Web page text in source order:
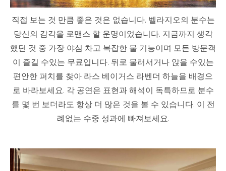
직접 보는 것 만큼 좋은 것은 없습니다. 벨라지오의 분수는
당신의 감각을 로맨스 할 운명이었습니다. 지금까지 생각
했던 것 중 가장 야심 차고 복잡한 물 기능이며 모든 방문객
이 즐길 수있는 무료입니다. 뒤로 물러서거나 앉을 수있는
편안한 퍼치를 찾아 라스 베이거스 라벤더 하늘을 배경으
로 바라보세요. 각 공연은 표현과 해석이 독특하므로 분수
를 몇 번 보더라도 항상 더 많은 것을 볼 수 있습니다. 이 전
례없는 수중 성과에 빠져보세요.